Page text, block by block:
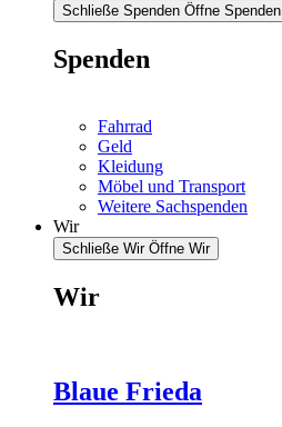
Schließe Spenden Öffne Spenden
Spenden
Fahrrad
Geld
Kleidung
Möbel und Transport
Weitere Sachspenden
Wir
Schließe Wir Öffne Wir
Wir
Blaue Frieda